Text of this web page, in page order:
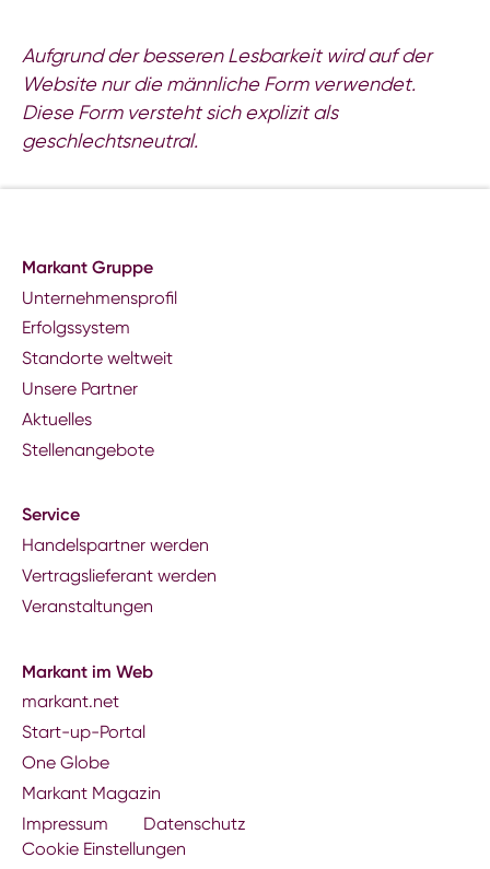
Aufgrund der besseren Lesbarkeit wird auf der
Website nur die männliche Form verwendet.
Diese Form versteht sich explizit als
geschlechtsneutral.
Markant Gruppe
Unternehmensprofil
Erfolgssystem
Standorte weltweit
Unsere Partner
Aktuelles
Stellenangebote
Service
Handelspartner werden
Vertragslieferant werden
Veranstaltungen
Markant im Web
markant.net
Start-up-Portal
One Globe
Markant Magazin
Impressum
Datenschutz
Cookie Einstellungen